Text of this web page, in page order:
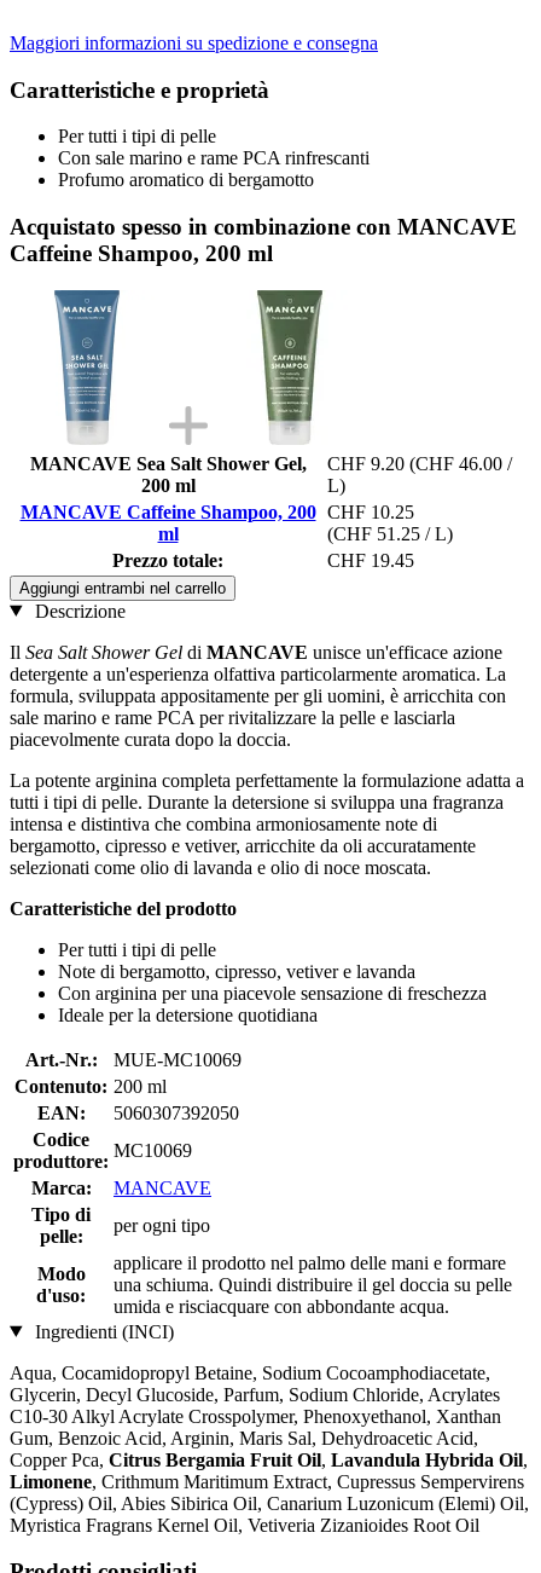
Maggiori informazioni su spedizione e consegna
Caratteristiche e proprietà
Per tutti i tipi di pelle
Con sale marino e rame PCA rinfrescanti
Profumo aromatico di bergamotto
Acquistato spesso in combinazione con MANCAVE
Caffeine Shampoo, 200 ml
MANCAVE Sea Salt Shower Gel,
200 ml
CHF 9.20 (CHF 46.00 /
L)
MANCAVE Caffeine Shampoo, 200
ml
CHF 10.25
(CHF 51.25 / L)
Prezzo totale:
CHF 19.45
Aggiungi entrambi nel carrello
Descrizione
Il Sea Salt Shower Gel di MANCAVE unisce un'efficace azione
detergente a un'esperienza olfattiva particolarmente aromatica. La
formula, sviluppata appositamente per gli uomini, è arricchita con
sale marino e rame PCA per rivitalizzare la pelle e lasciarla
piacevolmente curata dopo la doccia.
La potente arginina completa perfettamente la formulazione adatta a
tutti i tipi di pelle. Durante la detersione si sviluppa una fragranza
intensa e distintiva che combina armoniosamente note di
bergamotto, cipresso e vetiver, arricchite da oli accuratamente
selezionati come olio di lavanda e olio di noce moscata.
Caratteristiche del prodotto
Per tutti i tipi di pelle
Note di bergamotto, cipresso, vetiver e lavanda
Con arginina per una piacevole sensazione di freschezza
Ideale per la detersione quotidiana
Art.-Nr.:
MUE-MC10069
Contenuto: 200 ml
EAN:
5060307392050
Codice
produttore:
MC10069
Marca:
MANCAVE
Tipo di
pelle:
per ogni tipo
Modo
d'uso:
applicare il prodotto nel palmo delle mani e formare
una schiuma. Quindi distribuire il gel doccia su pelle
umida e risciacquare con abbondante acqua.
Ingredienti (INCI)
Aqua, Cocamidopropyl Betaine, Sodium Cocoamphodiacetate,
Glycerin, Decyl Glucoside, Parfum, Sodium Chloride, Acrylates
C10-30 Alkyl Acrylate Crosspolymer, Phenoxyethanol, Xanthan
Gum, Benzoic Acid, Arginin, Maris Sal, Dehydroacetic Acid,
Copper Pca, Citrus Bergamia Fruit Oil, Lavandula Hybrida Oil,
Limonene, Crithmum Maritimum Extract, Cupressus Sempervirens
(Cypress) Oil, Abies Sibirica Oil, Canarium Luzonicum (Elemi) Oil,
Myristica Fragrans Kernel Oil, Vetiveria Zizanioides Root Oil